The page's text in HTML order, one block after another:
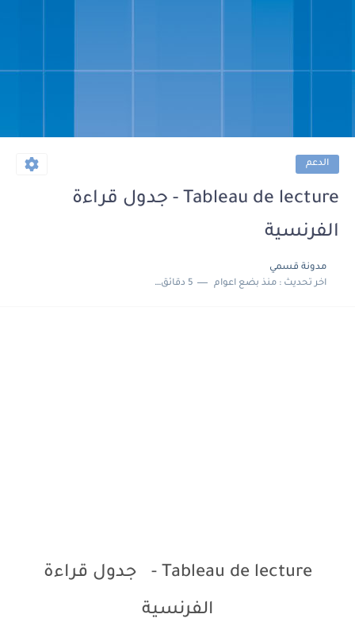
الدعم
Tableau de lecture - جدول قراءة
الفرنسية
مدونة قسمي
اخر تحديث :منذ بضع اعوام 5 دقائق للقراءة
Tableau de lecture - جدول قراءة
الفرنسية